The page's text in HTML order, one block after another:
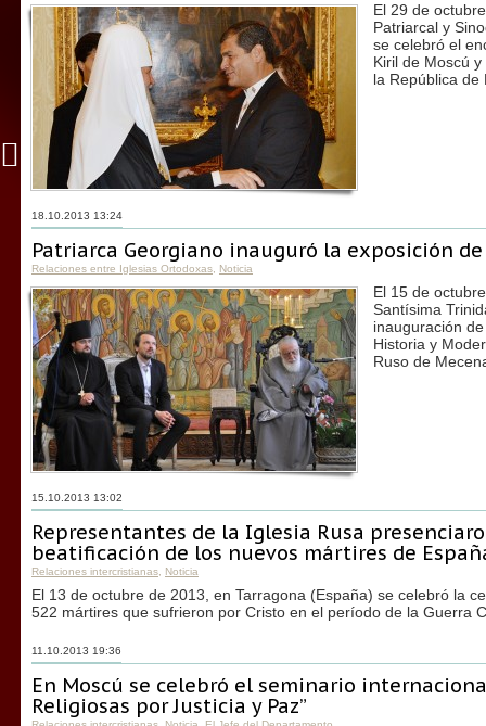
El 29 de
Patriarcal y
se celebró el
Kiril de Moscú
la República de
18.10.2013 13:24
Patriarca Georgiano inauguró la exposición
Relaciones entre Iglesias Ortodoxas Noticia
El 15 de
Santísima
inauguración
Historia y
Ruso de
15.10.2013 13:02
Representantes de la Iglesia Rusa
beatificación de los nuevos mártires de
Relaciones intercristianas Noticia
El 13 de octubre de 2013, en Tarragona (España) se celebró la
522 mártires que sufrieron por Cristo en el período de la Guerra
11.10.2013 19:36
En Moscú se celebró el seminario
Religiosas por Justicia y Paz”